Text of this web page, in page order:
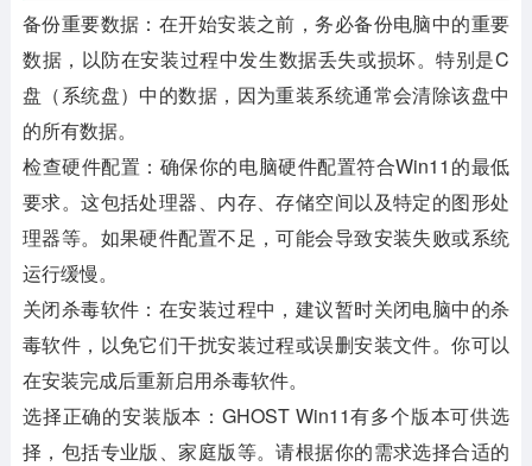
备份重要数据 ：在开始安装之前，务必备份电脑中的重要
数据，以防在安装过程中发生数据丢失或损坏。特别是C
盘（系统盘）中的数据，因为重装系统通常会清除该盘中
的所有数据。
检查硬件配置 ：确保你的电脑硬件配置符合Win11的最低
要求。这包括处理器、内存、存储空间以及特定的图形处
理器等。如果硬件配置不足，可能会导致安装失败或系统
运行缓慢。
关闭杀毒软件 ：在安装过程中，建议暂时关闭电脑中的杀
毒软件，以免它们干扰安装过程或误删安装文件。你可以
在安装完成后重新启用杀毒软件。
选择正确的安装版本 ：GHOST Win11有多个版本可供选
择，包括专业版、家庭版等。请根据你的需求选择合适的